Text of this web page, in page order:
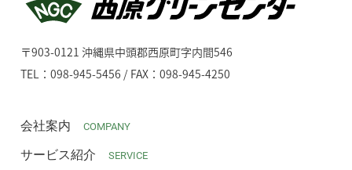
〒903-0121 沖縄県中頭郡西原町字内間546
TEL：098-945-5456 / FAX：098-945-4250
会社案内 COMPANY
サービス紹介 SERVICE